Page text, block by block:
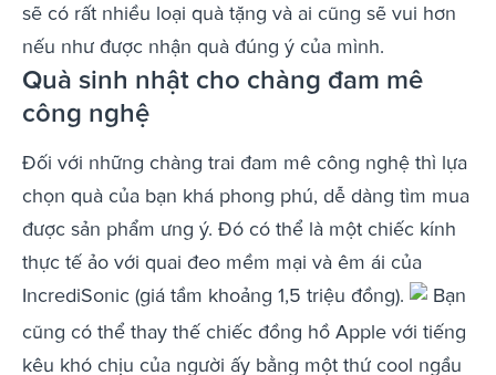
sẽ có rất nhiều loại quà tặng và ai cũng sẽ vui hơn
nếu như được nhận quà đúng ý của mình.
Quà sinh nhật cho chàng đam mê
công nghệ
Đối với những chàng trai đam mê công nghệ thì lựa
chọn quà của bạn khá phong phú, dễ dàng tìm mua
được sản phẩm ưng ý. Đó có thể là một chiếc kính
thực tế ảo với quai đeo mềm mại và êm ái của
IncrediSonic (giá tầm khoảng 1,5 triệu đồng).
Bạn
cũng có thể thay thế chiếc đồng hồ Apple với tiếng
kêu khó chịu của người ấy bằng một thứ cool ngầu